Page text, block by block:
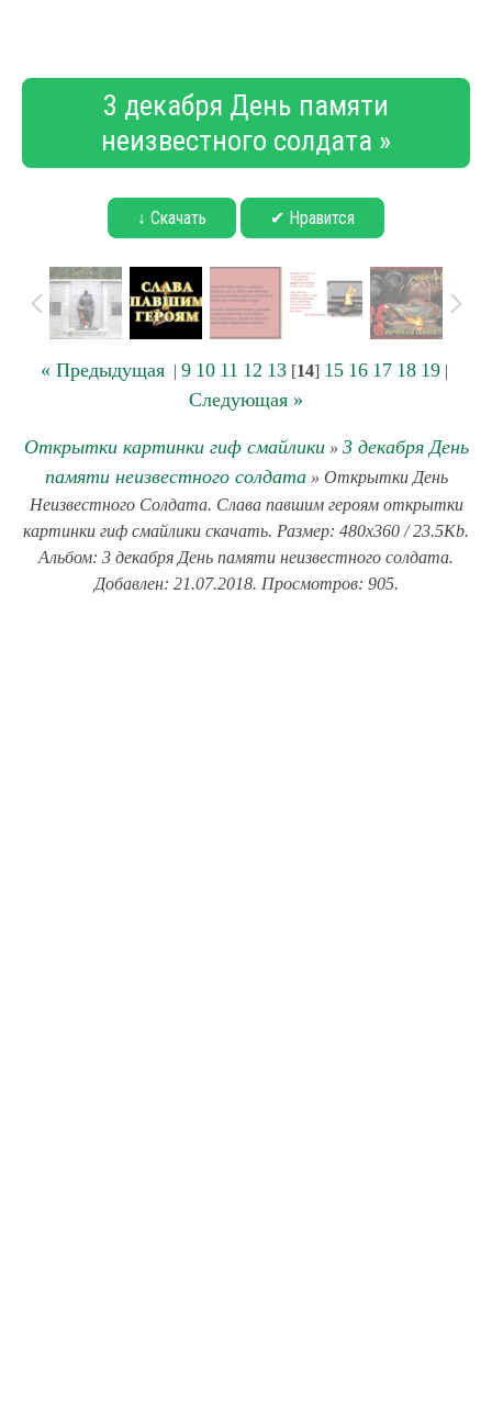
3 декабря День памяти
неизвестного солдата »
↓ Скачать ✔ Нравится
« Предыдущая| 9 10 11 12 13[14] 15 16 17 18 19|
Следующая »
Открытки картинки гиф смайлики» 3 декабря День
памяти неизвестного солдата» Открытки День
Неизвестного Солдата. Слава павшим героям открытки
картинки гиф смайлики скачать. Размер: 480x360 / 23.5Kb.
Альбом: 3 декабря День памяти неизвестного солдата.
Добавлен: 21.07.2018. Просмотров: 905.